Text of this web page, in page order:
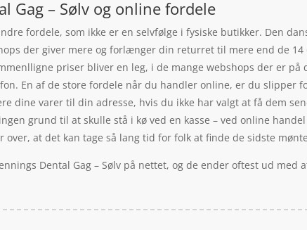
Gag – Sølv og online fordele
fordele, som ikke er en selvfølge i fysiske butikker. Den
der giver mere og forlænger din returret til mere end de
priser bliver en leg, i de mange webshops der er på
En af de store fordele når du handler online, er du slipper
dine varer til din adresse, hvis du ikke har valgt at få dem
grund til at skulle stå i kø ved en kasse – ved online
at det kan tage så lang tid for folk at finde de sidste
Dental Gag – Sølv på nettet, og de ender oftest ud